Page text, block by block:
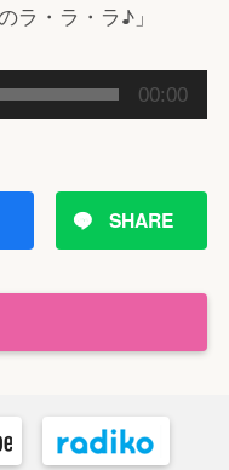
ラ・ラ・ラ♪」
00:00
SHARE